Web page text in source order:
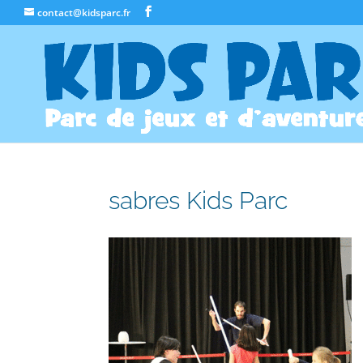
contact@kidsparc.fr
sabres Kids Parc